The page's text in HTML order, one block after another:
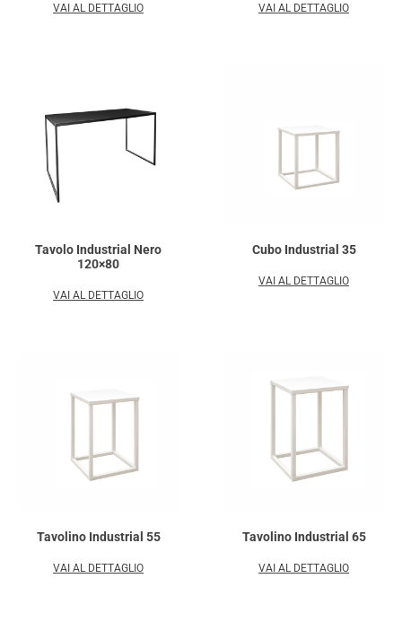
VAI AL DETTAGLIO VAI AL DETTAGLIO
Tavolo Industrial Nero
120×80
VAI AL DETTAGLIO
Cubo Industrial 35
VAI AL DETTAGLIO
Tavolino Industrial 55
VAI AL DETTAGLIO
Tavolino Industrial 65
VAI AL DETTAGLIO